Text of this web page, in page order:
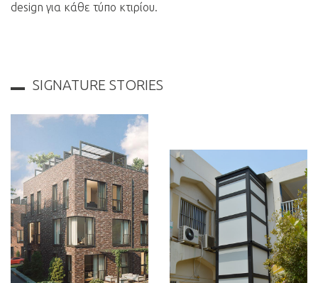
design για κάθε τύπο κτιρίου.
SIGNATURE STORIES